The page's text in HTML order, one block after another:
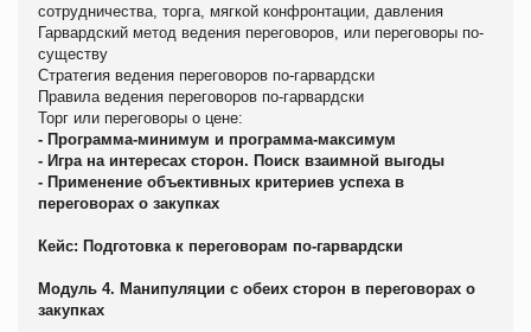
сотрудничества, торга, мягкой конфронтации, давления
Гарвардский метод ведения переговоров, или переговоры по-
существу
Стратегия ведения переговоров по-гарвардски
Правила ведения переговоров по-гарвардски
Торг или переговоры о цене:
- Программа-минимум и программа-максимум
- Игра на интересах сторон. Поиск взаимной выгоды
- Применение объективных критериев успеха в
переговорах о закупках
Кейс: Подготовка к переговорам по-гарвардски
Модуль 4. Манипуляции с обеих сторон в переговорах о
закупках